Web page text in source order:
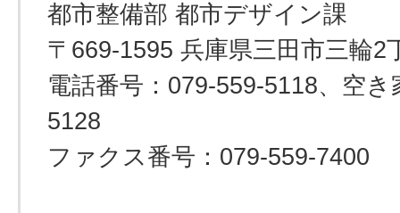
都市整備部 都市デザイン課
〒669-1595 兵庫県三田市三輪2
電話番号：079-559-5118、空
5128
ファクス番号：079-559-7400